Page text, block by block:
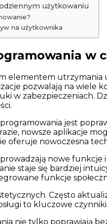
użytkowaniu
na użytkownika
w
elementem
pozwalają na wiele
w zabezpieczeniach.
jest
nowsze aplikacje
oferuje nowoczesna
nowe funkcje
staje się bardziej
funkcje
Często
to kluczowe
nie tylko poprawiają